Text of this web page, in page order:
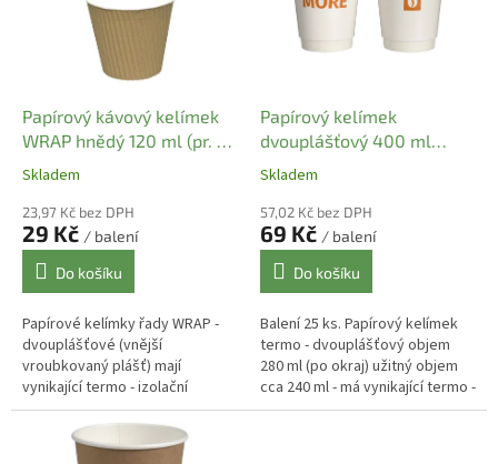
Papírový kávový kelímek
WRAP hnědý 120 ml (pr. 62
mm) (25 ks)
Skladem
23,97 Kč bez DPH
29 Kč / balení
Do košíku
Papírové kelímky řady WRAP -
dvouplášťové (vnější
vroubkovaný plášť) mají
vynikající termo - izolační
vlastnosti díky dvojité stěně
kelímku. Další výhodou kelímků
řady PREMIUM a...
Papírový kelímek
dvouplášťový 400 ml
termo (pr. 90 mm) [25 ks]
Skladem
57,02 Kč bez DPH
69 Kč / balení
Do košíku
Balení 25 ks. Papírový kelímek
termo - dvouplášťový objem
280 ml (po okraj) užitný objem
cca 240 ml - má vynikající termo -
izolační vlastnosti díky dvojité